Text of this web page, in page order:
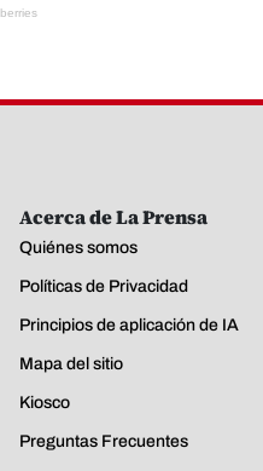
Acerca de La Prensa
Quiénes somos
Políticas de Privacidad
Principios de aplicación de IA
Mapa del sitio
Kiosco
Preguntas Frecuentes